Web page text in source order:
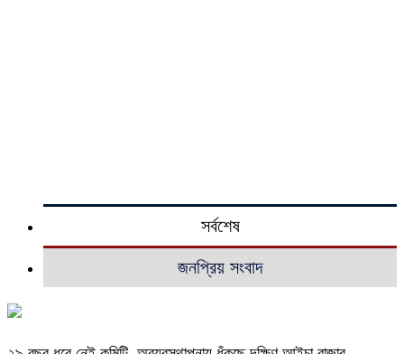
সর্বশেষ
জনপ্রিয় সংবাদ